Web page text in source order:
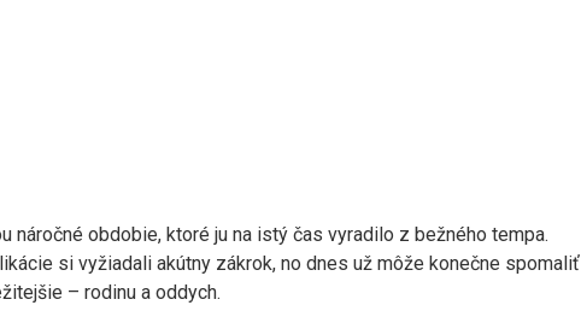
náročné obdobie, ktoré ju na istý čas vyradilo z bežného tempa.
si vyžiadali akútny zákrok, no dnes už môže konečne spomaliť
– rodinu a oddych.